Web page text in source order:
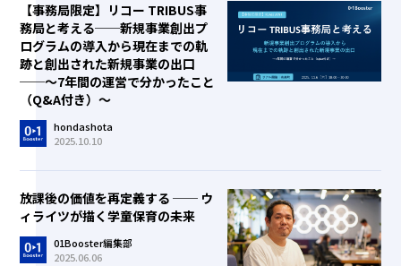
【事務局限定】リコー TRIBUS事
務局と考える──新規事業創出プ
ログラムの導入から現在までの軌
跡と創出された新規事業の出口
──～7年間の運営で分かったこと
（Q&A付き）～
hondashota
2025.10.10
放課後の価値を再定義する ── ウ
ィライツが描く学童保育の未来
01Booster編集部
2025.06.06